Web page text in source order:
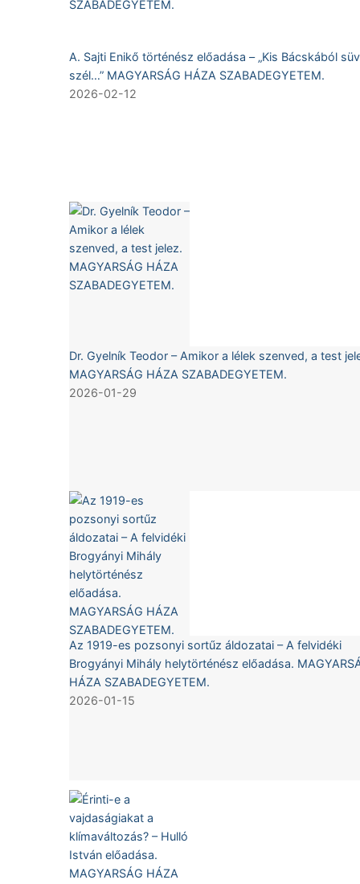
A. Sajti Enikő történész előadása – „Kis Bácskából
szél…” MAGYARSÁG HÁZA SZABADEGYETEM.
2026-02-12
Dr. Gyelník Teodor – Amikor a lélek szenved, a test
MAGYARSÁG HÁZA SZABADEGYETEM.
2026-01-29
Az 1919-es pozsonyi sortűz áldozatai – A felvidéki
Brogyányi Mihály helytörténész előadása.
HÁZA SZABADEGYETEM.
2026-01-15